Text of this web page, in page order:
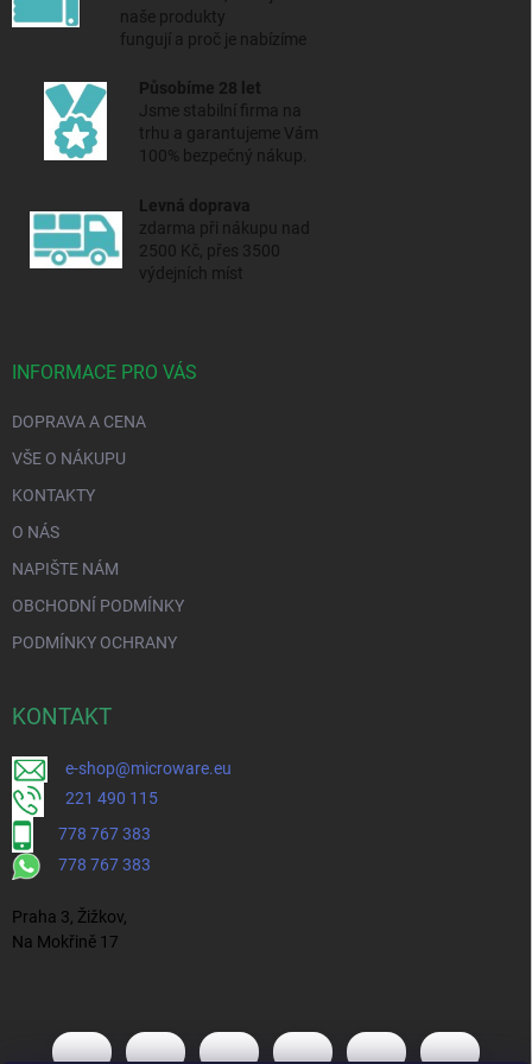
naše produkty
fungují a proč je nabízíme
Působíme 28 let
Jsme stabilní firma na
trhu a garantujeme Vám
100% bezpečný nákup.
Levná doprava
zdarma při nákupu nad
2500 Kč, přes 3500
výdejních míst
INFORMACE PRO VÁS
DOPRAVA A CENA
VŠE O NÁKUPU
KONTAKTY
O NÁS
NAPIŠTE NÁM
OBCHODNÍ PODMÍNKY
PODMÍNKY OCHRANY
KONTAKT
e-shop@microware.eu
221 490 115
778 767 383
778 767 383
Praha 3, Žižkov,
Na Mokřině 17